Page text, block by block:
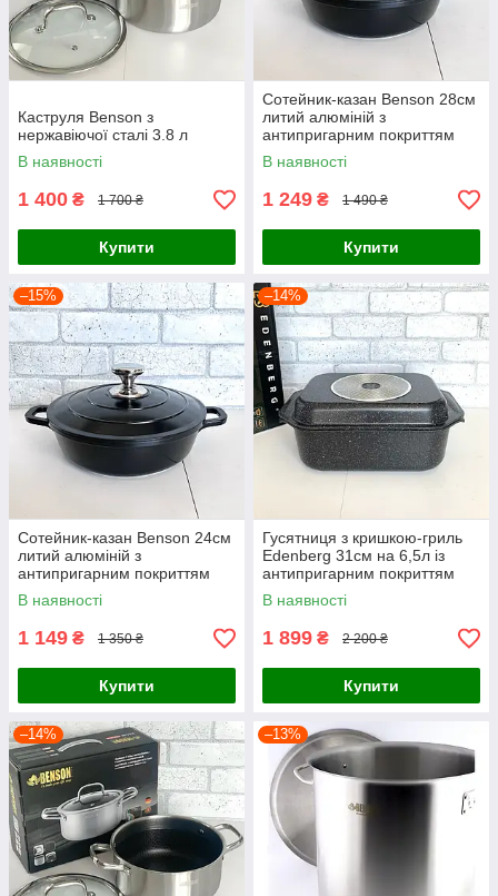
Каструля Benson з
нержавіючої сталі 3.8 л
В наявності
1 400 ₴ 1 700 ₴
Купити
Сотейник-казан Benson 28см
литий алюміній з
антипригарним покриттям
В наявності
1 249 ₴ 1 490 ₴
Купити
–15%
Сотейник-казан Benson 24см
литий алюміній з
антипригарним покриттям
В наявності
1 149 ₴ 1 350 ₴
Купити
–14%
Гусятниця з кришкою-гриль
Edenberg 31см на 6,5л із
антипригарним покриттям
В наявності
1 899 ₴ 2 200 ₴
Купити
–14% –13%